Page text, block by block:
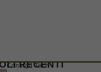
RECENTI
Consigli Tech